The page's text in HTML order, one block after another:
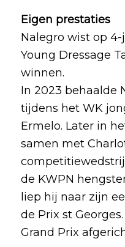
Eigen prestaties
Nalegro wist op
Young Dressage
winnen.
In 2023 behaalde
tijdens het WK
Ermelo. Later in
samen met
de KWPN
liep hij naar zijn
de Prix st
Grand Prix